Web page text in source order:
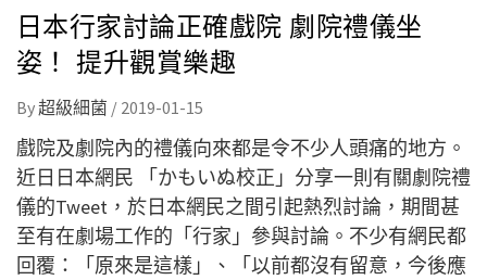
日本行家討論正確戲院 劇院禮儀坐
姿！ 提升觀賞樂趣
By超級細菌 / 2019-01-15
戲院及劇院內的禮儀向來都是令不少人頭痛的地方。
近日日本網民 「かもいぬ校正」分享一則有關劇院禮
儀的Tweet，於日本網民之間引起熱烈討論，期間甚
至有在劇場工作的「行家」參與討論。不少有網民都
回覆：「原來是這樣」、「以前都沒有留意，今後應